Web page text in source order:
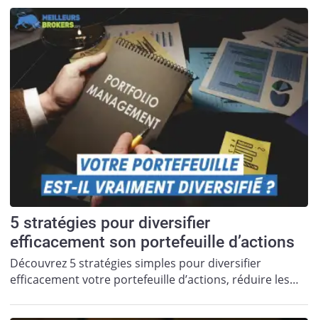
5 stratégies pour diversifier
efficacement son portefeuille d’actions
Découvrez 5 stratégies simples pour diversifier
efficacement votre portefeuille d’actions, réduire les…